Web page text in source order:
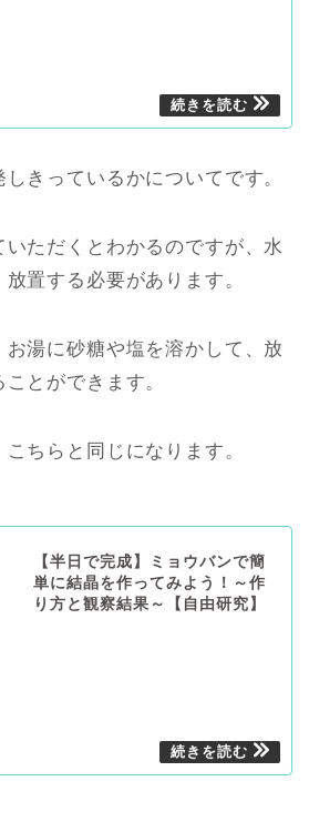
きっているかについてです。
ただくとわかるのですが、水
置する必要があります。
湯に砂糖や塩を溶かして、放
とができます。
ちらと同じになります。
【半日で完成】ミョウバンで簡
単に結晶を作ってみよう！～作
り方と観察結果～【自由研究】